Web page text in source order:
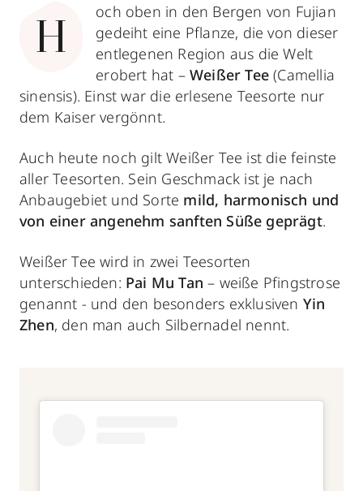
H
och oben in den Bergen von Fujian
gedeiht eine Pflanze, die von dieser
entlegenen Region aus die Welt
erobert hat –Weißer Tee (Camellia
sinensis). Einst war die erlesene Teesorte nur
dem Kaiser vergönnt.
Auch heute noch gilt Weißer Tee ist die feinste
aller Teesorten. Sein Geschmack ist je nach
Anbaugebiet und Sorte mild, harmonisch und
von einer angenehm sanften Süße geprägt.
Weißer Tee wird in zwei Teesorten
unterschieden: Pai Mu Tan– weiße Pfingstrose
genannt - und den besonders exklusiven Yin
Zhen, den man auch Silbernadel nennt.